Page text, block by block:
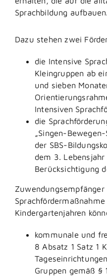
Sprachbildung aufbauen.
Dazu stehen zwei
die Intensive
Kleingruppen ab
und sieben
Intensiven
die
„Singen-
der SBS-
dem 3.
Berücksichtigung
Kindergartenjahren
kommunale und
8 Absatz 1 Satz 1
Gruppen gemäß §